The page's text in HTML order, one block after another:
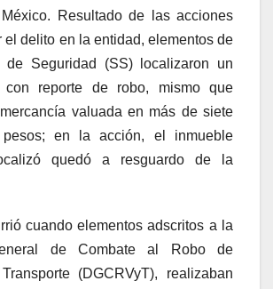
Resultado de las acciones
el delito en la entidad, elementos de
de Seguridad (SS) localizaron un
con reporte de robo, mismo que
valuada en más de siete
en la acción, el inmueble
quedó a resguardo de la
cuando elementos adscritos a la
de Combate al Robo de
(DGCRVyT), realizaban